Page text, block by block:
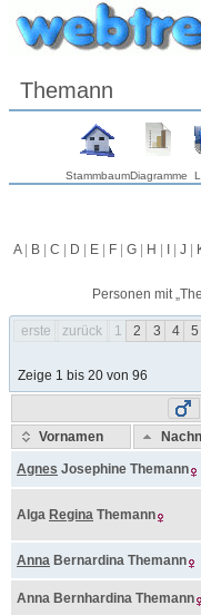
Themann
StammbaumDiagramme
A| B| C | D | E| F| G| H | I| J |
Personen mit „
erste zurück 1 2 3 4 5
Zeige 1 bis 20 von 96
Vornamen
Agnes Josephine Themann
Alga Regina Themann
Anna Bernardina Themann
Anna Bernhardina Themann